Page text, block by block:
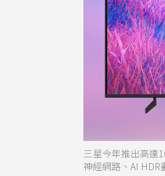
三星今年推出高達
神經網路、AI HDR